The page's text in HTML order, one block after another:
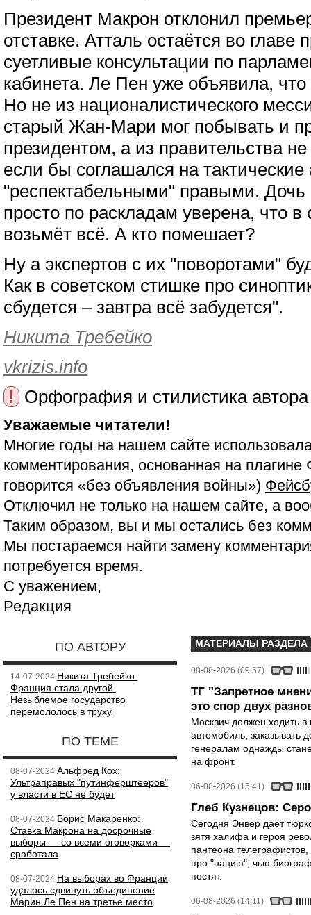
Президент Макрон отклонил
отставке. Атталь остаётся во главе
суетливые консультации по
кабинета. Ле Пен уже объявила,
Но не из националистического
старый Жан-Мари мог побывать и
президентом, а из правительства
если бы соглашался на
"респектабельными" правыми.
просто по раскладам уверена, что
возьмёт всё. А кто помешает?
Ну а экспертов с их "поворотами"
Как в советском стишке про
сбудется – завтра всё забудется".
Никита Требейко
vkrizis.info
!
Орфография и стилистика
Уважаемые читатели!
Многие годы на нашем сайте
комментирования, основанная на
говорится «без объявления войны»)
Отключил не только на нашем сайте, а
Таким образом, вы и мы остались без
Мы постараемся найти замену
потребуется время.
С уважением,
Редакция
ПО АВТОРУ
14-07-2024 Никита Требейко:
Франция стала другой.
Незыблемое государство
перемололось в труху
ПО ТЕМЕ
08-07-2024 Альфред Кох:
Ультраправых "путинферштееров"
у власти в ЕС не будет
08-07-2024 Борис Макаренко:
Ставка Макрона на досрочные
выборы — со всеми оговорками —
сработала
08-07-2024 На выборах во Франции
удалось сдвинуть объединение
Марин Ле Пен на третье место
МАТЕРИАЛЫ РАЗДЕЛА
08-08-2026 (09:57)
ТГ "Запретное
это спор двух
Москвич должен ходить в
автомобиль, заказывать
генералам однажды
на фронт.
06-08-2026 (15:41)
Глеб Кузнецов:
Сегодня Энвер дает
зятя халифа и героя
пантеона
про "нацию", чью
постят.
06-08-2026 (14:11)